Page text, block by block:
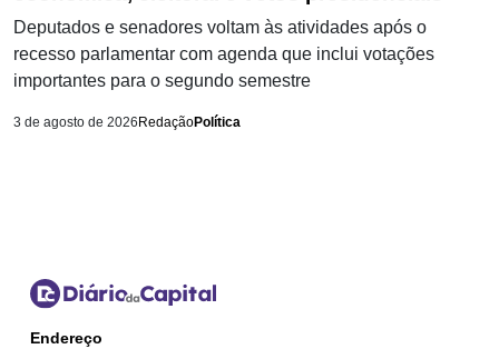
Deputados e senadores voltam às atividades após o
recesso parlamentar com agenda que inclui votações
importantes para o segundo semestre
3 de agosto de 2026 RedaçãoPolítica
Endereço